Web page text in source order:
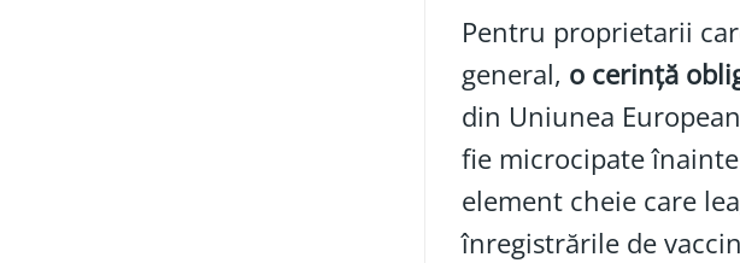
Pentru proprietarii
general, o cerință
din Uniunea
fie microcipate
element cheie care
înregistrările de